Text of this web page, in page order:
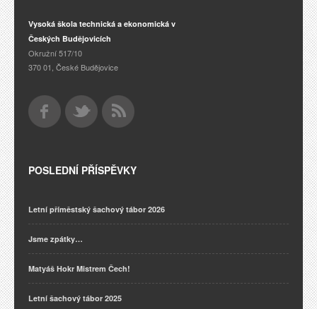
Vysoká škola technická a ekonomická v
Českých Budějovicích
Okružní 517/10
370 01, České Budějovice
POSLEDNÍ PŘÍSPĚVKY
Letní příměstský šachový tábor 2026
Jsme zpátky…
Matyáš Hokr Mistrem Čech!
Letní šachový tábor 2025